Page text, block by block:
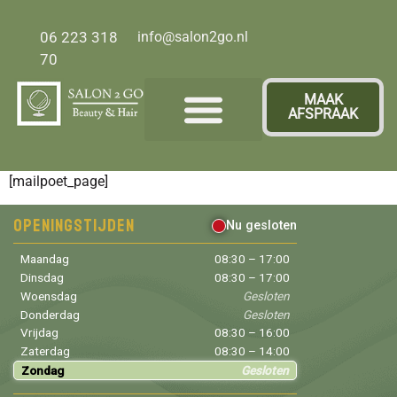
06 223 318
70
info@salon2go.nl
MAAK
AFSPRAAK
[mailpoet_page]
Openingstijden Nu gesloten
Maandag
08:30 – 17:00
Dinsdag
08:30 – 17:00
Woensdag
Gesloten
Donderdag
Gesloten
Vrijdag
08:30 – 16:00
Zaterdag
08:30 – 14:00
Zondag
Gesloten